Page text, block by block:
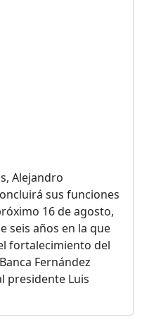
Alejandro
sus funciones
16 de agosto,
seis años en la que
fortalecimiento del
Fernández
presidente Luis